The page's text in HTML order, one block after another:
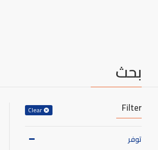
بحث
Filter
Clear
توفر